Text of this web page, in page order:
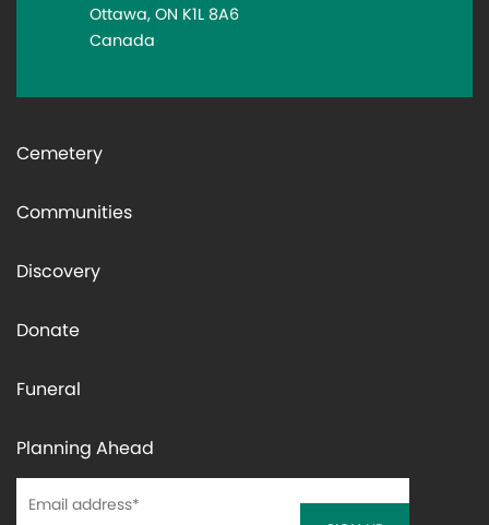
Ottawa, ON K1L 8A6
Canada
Cemetery
Communities
Discovery
Donate
Funeral
Planning Ahead